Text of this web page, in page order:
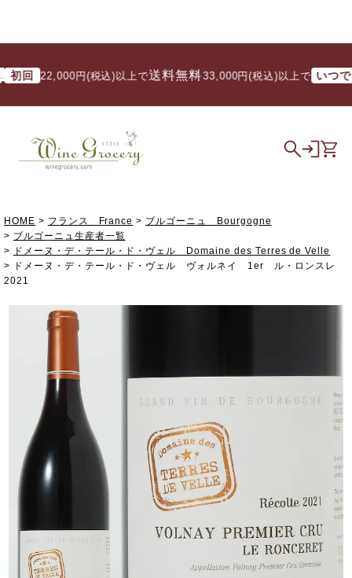
22,000円(税込)以上で送料無料/ 33,000円(税込)以上で いつでも
HOME フランス France
ブルゴーニュ Bourgogne
ブルゴーニュ生産者一覧
ドメーヌ・デ・テール・ド・ヴェル Domaine des Terres de Velle
ドメーヌ・デ・テール・ド・ヴェル ヴォルネイ 1er ル・ロンスレ
2021